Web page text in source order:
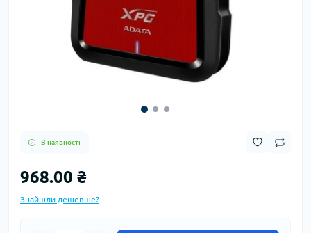
В наявності
968.00 ₴
Знайшли дешевше?